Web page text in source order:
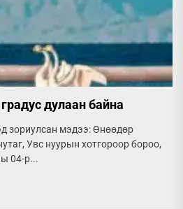
дулаан байна
зориулсан мэдээ: Өнөөдөр
Увс нуурын хотгороор бороо,
04-р...